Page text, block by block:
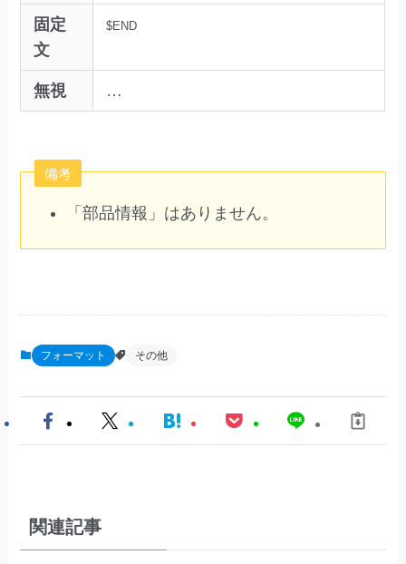
固定
文
$END
無視 …
備考
「部品情報」はありません。
フォーマット その他
関連記事